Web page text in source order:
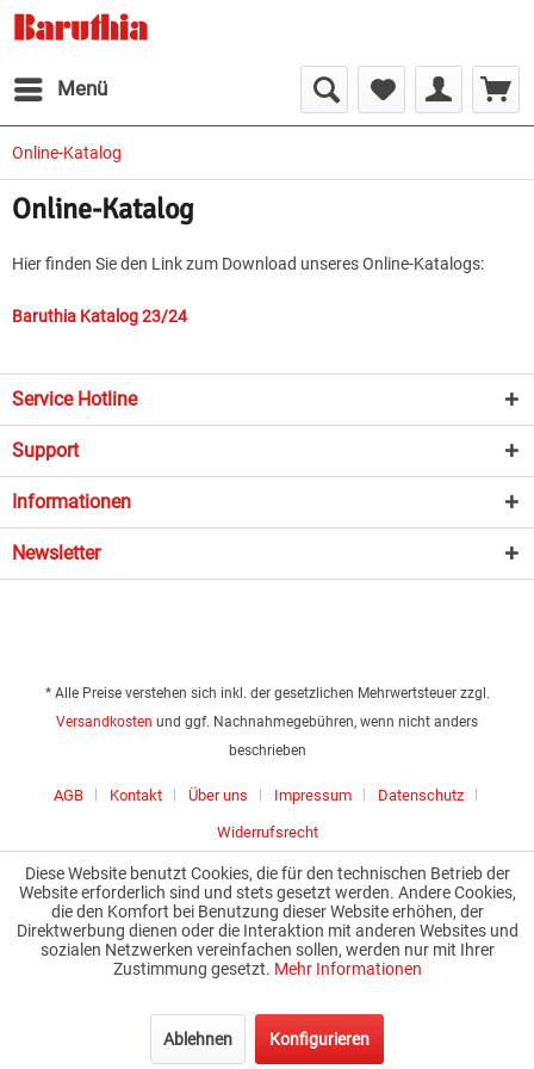
Menü
Online-Katalog
Online-Katalog
Hier finden Sie den Link zum Download unseres Online-Katalogs:
Baruthia Katalog 23/24
Service Hotline
Support
Informationen
Newsletter
* Alle Preise verstehen sich inkl. der gesetzlichen Mehrwertsteuer zzgl.
Versandkosten und ggf. Nachnahmegebühren, wenn nicht anders
beschrieben
AGB Kontakt Über uns Impressum Datenschutz
Widerrufsrecht
Diese Website benutzt Cookies, die für den technischen Betrieb der
Website erforderlich sind und stets gesetzt werden. Andere Cookies,
die den Komfort bei Benutzung dieser Website erhöhen, der
Direktwerbung dienen oder die Interaktion mit anderen Websites und
sozialen Netzwerken vereinfachen sollen, werden nur mit Ihrer
Zustimmung gesetzt. Mehr Informationen
Ablehnen Konfigurieren